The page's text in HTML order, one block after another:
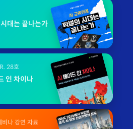
대는 끝나는가
28호
인 차이나
나 강연 자료